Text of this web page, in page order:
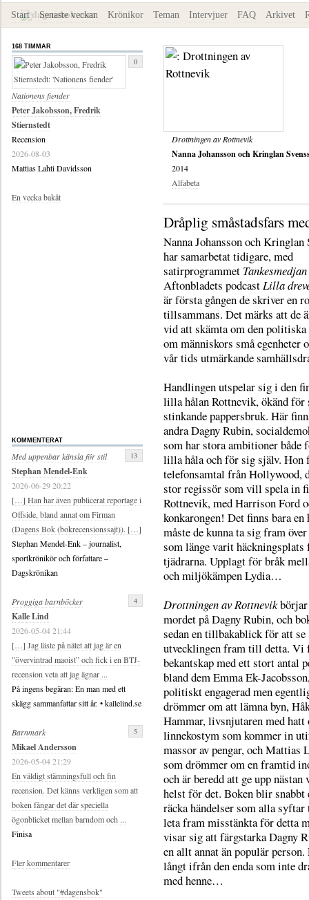
Start Senaste veckan Krönikor Teman Intervjuer FAQ Arkivet
Drottningen av Rottnevik
Nanna Johansson och Kringlan
2014
Alfabeta
Dråplig småstadsfars
Nanna Johansson och Kringlan
har samarbetat tidigare, med
satirprogrammet Tankesmedjan
Aftonbladets podcast Lilla
är första gången de skriver en
tillsammans. Det märks att de
vid att skämta om den politiska
om människors små egenheter
vår tids utmärkande
Handlingen utspelar sig i den
lilla hålan Rottnevik, ökänd
stinkande pappersbruk. Här
andra Dagny Rubin,
som har stora ambitioner både
lilla håla och för sig själv. Hon
telefonsamtal från Hollywood,
stor regissör som vill spela in
Rottnevik, med Harrison Ford
konkarongen! Det finns bara en
måste de kunna ta sig fram
som länge varit häckningsplats
tjädrarna. Upplagt för bråk
och miljökämpen Lydia…
Drottningen av Rottnevikbörjar
mordet på Dagny Rubin, och
sedan en tillbakablick för att se
utvecklingen fram till detta. Vi
bekantskap med ett stort antal
bland dem Emma Ek-
politiskt engagerad men
drömmer om att lämna byn,
Hammar, livsnjutaren med hatt
linnekostym som kommer in
massor av pengar, och Mattias
som drömmer om en framtid
och är beredd att ge upp nästan
helst för det. Boken blir snabbt
räcka händelser som alla
leta fram misstänkta för detta
visar sig att färgstarka Dagny
en allt annat än populär
långt ifrån den enda som inte
med henne…
168 TIMMAR
Nationens fiender
Peter Jakobsson, Fredrik
Stiernstedt
Recension
2026-08-03
Mattias Lahti Davidsson
0
En vecka bakåt
KOMMENTERAT
Med uppenbar känsla för stil
Stephan Mendel-Enk
2026-06-29 20:22
[…] Han har även publicerat reportage i
Offside, bland annat om Firman
(Dagens Bok (bokrecensionssajt)). […]
Stephan Mendel-Enk – journalist,
sportkrönikör och författare –
Dagskrönikan
13
Proggiga barnböcker
Kalle Lind
2026-05-04 21:44
[…] Jag läste på nätet att jag är en
”övervintrad maoist” och fick i en BTJ-
recension veta att jag ägnar ...
På ingens begäran: En man med ett
skägg sammanfattar sitt år. • kallelind.se
4
Barnmark
Mikael Andersson
2026-05-04 21:29
En väldigt stämningsfull och fin
recension. Det känns verkligen som att
boken fångar det där speciella
ögonblicket mellan barndom och ...
Finisa
5
Fler kommentarer
Tweets about "#dagensbok"